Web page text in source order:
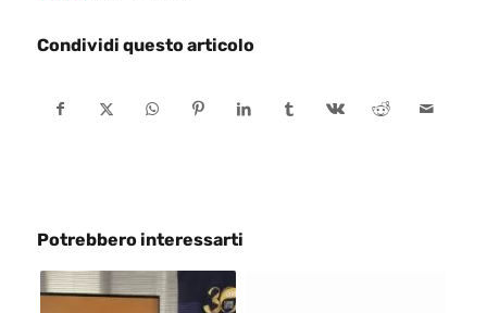
Condividi questo articolo
Potrebbero interessarti